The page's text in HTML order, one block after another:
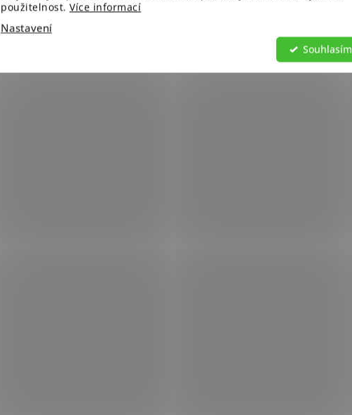
použitelnost. Více informací
Nastavení
Souhlasím